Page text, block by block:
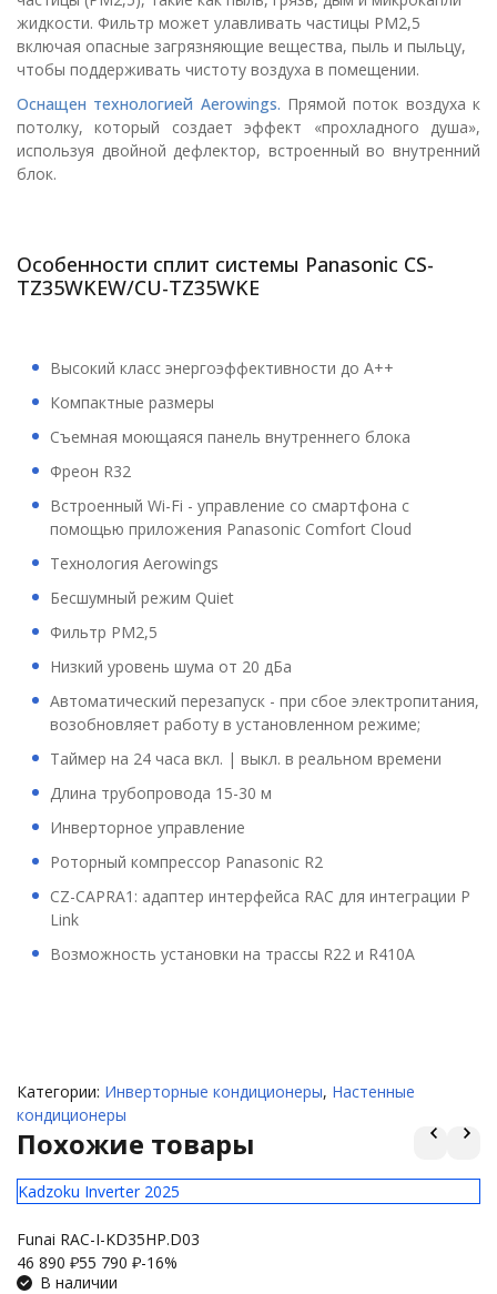
жидкости. Фильтр может улавливать частицы PM2,5
включая опасные загрязняющие вещества, пыль и пыльцу,
чтобы поддерживать чистоту воздуха в помещении.
Оснащен технологией Aerowings. Прямой поток воздуха к
потолку, который создает эффект «прохладного душа»,
используя двойной дефлектор, встроенный во внутренний
блок.
Особенности сплит системы Panasonic CS-
TZ35WKEW/CU-TZ35WKE
Высокий класс энергоэффективности до А++
Компактные размеры
Съемная моющаяся панель внутреннего блока
Фреон R32
Встроенный Wi-Fi - управление со смартфона с
помощью приложения Panasonic Comfort Cloud
Технология Aerowings
Бесшумный режим Quiet
Фильтр РМ2,5
Низкий уровень шума от 20 дБа
Автоматический перезапуск - при сбое электропитания,
возобновляет работу в установленном режиме;
Таймер на 24 часа вкл. | выкл. в реальном времени
Длина трубопровода 15-30 м
Инверторное управление
Роторный компрессор Panasonic R2
CZ-CAPRA1: адаптер интерфейса RAC для интеграции P
Link
Возможность установки на трассы R22 и R410A
Категории: Инверторные кондиционеры, Настенные
кондиционеры
Похожие товары
Kadzoku Inverter 2025
Funai RAC-I-KD35HP.D03
46 890 ₽55 790 ₽-16%
В наличии